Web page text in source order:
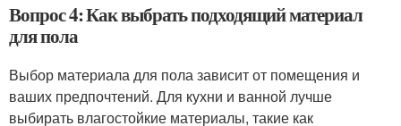
Вопрос 4: Как выбрать подходящий материал
для пола
Выбор материала для пола зависит от помещения и
ваших предпочтений. Для кухни и ванной лучше
выбирать влагостойкие материалы, такие как